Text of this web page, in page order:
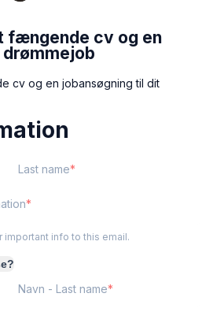
fængende cv og en
cv og en jobansøgning til dit
Last name
info to this email.
Navn - Last name